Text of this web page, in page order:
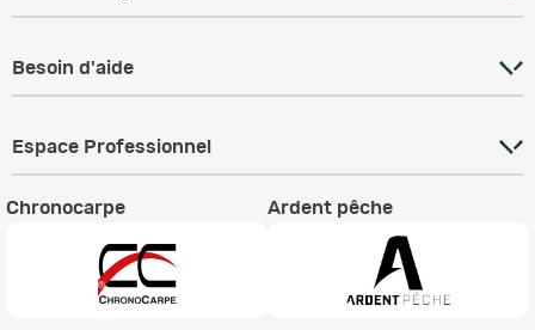
Besoin d'aide
Espace Professionnel
Chronocarpe Ardent pêche